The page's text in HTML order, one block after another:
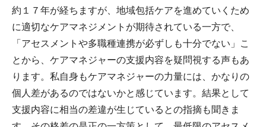
約１７年が経ちますが、地域包括ケアを進めていくため
に適切なケアマネジメントが期待されている一方で、
「アセスメントや多職種連携が必ずしも十分でない」こ
とから、ケアマネジャーの支援内容を疑問視する声もあ
ります。私自身もケアマネジャーの力量には、かなりの
個人差があるのではないかと感じています。結果として
支援内容に相当の差違が生じているとの指摘も聞きま